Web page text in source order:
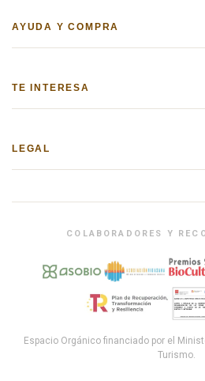
AYUDA Y COMPRA
TE INTERESA
LEGAL
COLABORADORES Y
Espacio Orgánico financiado por el
Turismo.